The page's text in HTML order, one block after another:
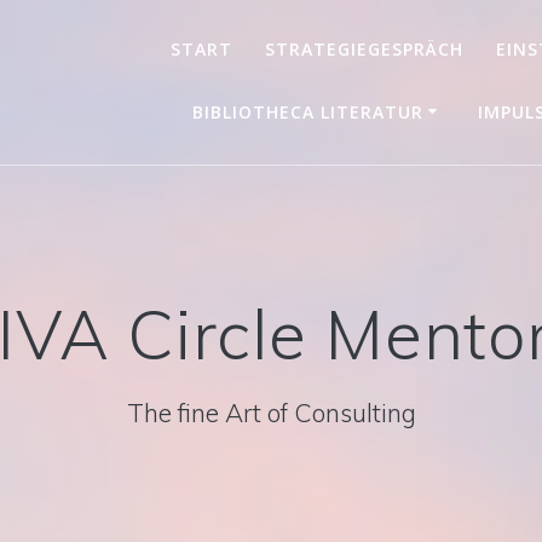
START STRATEGIEGESPRÄCH
BIBLIOTHECA LITERATUR
Circle
The fine Art of Consulting